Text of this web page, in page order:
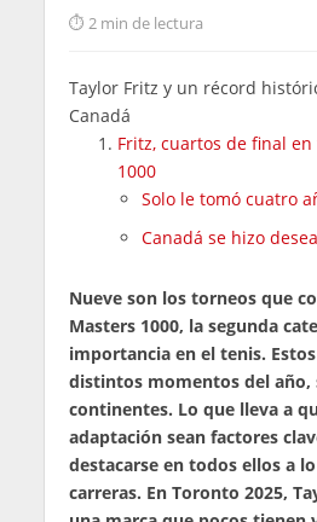
2 min de lectura
Taylor Fritz y un récord
Canadá
Fritz, cuartos de final
1000
Solo le tomó cuatro
Canadá se hizo
Nueve son los torneos que
Masters 1000, la segunda
importancia en el tenis.
distintos momentos del año,
continentes. Lo que lleva a
adaptación sean factores
destacarse en todos ellos a
carreras. En Toronto 2025,